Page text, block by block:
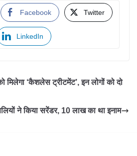
Facebook Twitter
LinkedIn
मिलेगा ‘कैशलेस ट्रीटमेंट’, इन लोगों को दो
ने किया सरेंडर, 10 लाख का था इनाम